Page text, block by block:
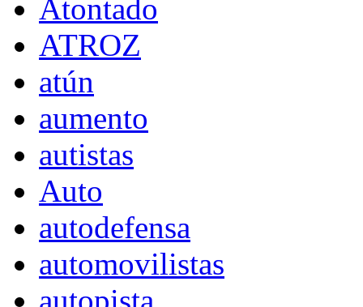
Atontado
ATROZ
atún
aumento
autistas
Auto
autodefensa
automovilistas